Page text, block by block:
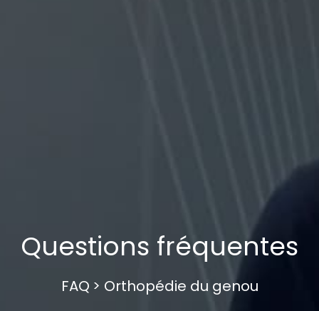
Questions fréquentes
FAQ > Orthopédie du genou